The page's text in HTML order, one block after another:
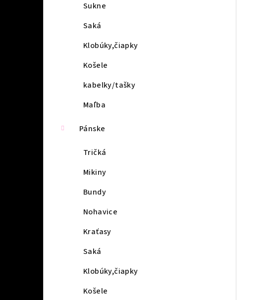
Sukne
Saká
Klobúky,čiapky
Košele
kabelky/tašky
Maľba
Pánske
Tričká
Mikiny
Bundy
Nohavice
Kraťasy
Saká
Klobúky,čiapky
Košele